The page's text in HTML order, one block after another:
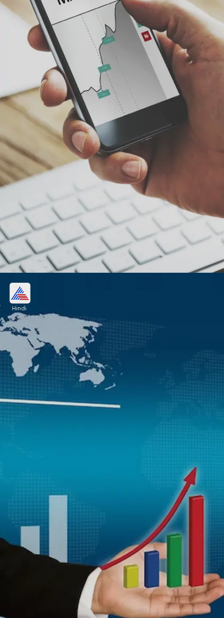
Trident Techlabs एयरोस्पेस, डिफेंस, ऑटोमोटिव, टेलिकॉम,
मेडिकल, सेमीकंडक्टर और पावर डिस्ट्रीब्यूशन सेक्टर की कंपनियों
को कस्टम बिल्ट टेक्नोलॉजी सॉल्यूशंस प्रोवाइड कराती है।
Image credits: freepik
Hindi